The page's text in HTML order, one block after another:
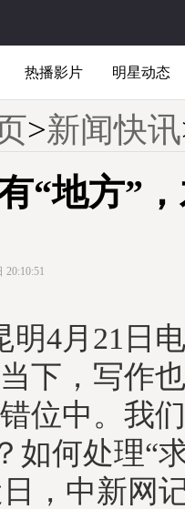
热播影片 明星动态
>新闻快讯
“地方”
20:10:51
4月21日电
下，写作
位中。我
如何处理“
，中新网